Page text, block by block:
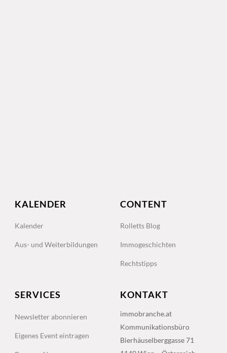
KALENDER
Kalender
Aus- und Weiterbildungen
CONTENT
Rolletts Blog
Immogeschichten
Rechtstipps
SERVICES
Newsletter abonnieren
Eigenes Event eintragen
KONTAKT
immobranche.at
Kommunikationsbüro
Bierhäuselberggasse 71